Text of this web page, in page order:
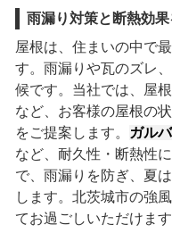
雨漏り対策と断熱効
屋根は、住まいの中で
す。雨漏りや瓦のズレ
候です。当社では、屋
など、お客様の屋根の
をご提案します。
ガル
など、耐久性・断熱性
で、雨漏りを防ぎ、夏
します。北茨城市の強
てお過ごしいただけます